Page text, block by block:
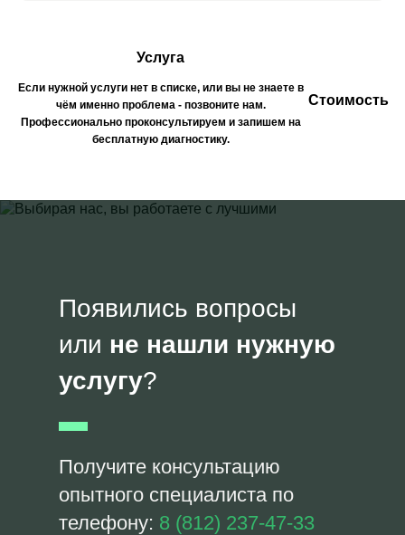
Услуга
Если нужной услуги нет в списке, или вы не знаете в
чём именно проблема - позвоните нам.
Профессионально проконсультируем и запишем на
бесплатную диагностику.
Стоимость
Появились вопросы
или не нашли нужную
услугу?
Получите консультацию
опытного специалиста по
телефону: 8 (812) 237-47-33